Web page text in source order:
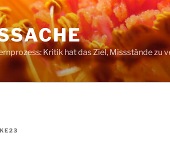
Kritik hat das Ziel, Missstände zu